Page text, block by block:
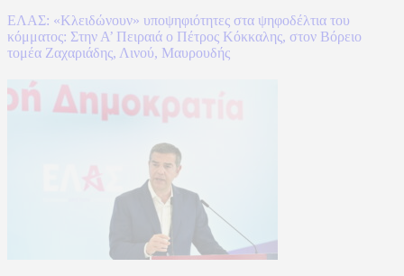
ΕΛΑΣ: «Κλειδώνουν» υποψηφιότητες στα ψηφοδέλτια του
κόμματος: Στην Α’ Πειραιά ο Πέτρος Κόκκαλης, στον Βόρειο
τομέα Ζαχαριάδης, Λινού, Μαυρουδής